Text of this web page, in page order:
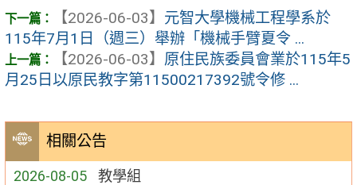
相關公告
2026-08-05 教學組
【2026-06-03】 元智大學機械工程學系於
115年7月1日（週三）舉辦「機械手臂夏令 ...
【2026-06-03】 原住民族委員會業於115年5
月25日以原民教字第11500217392號令修 ...